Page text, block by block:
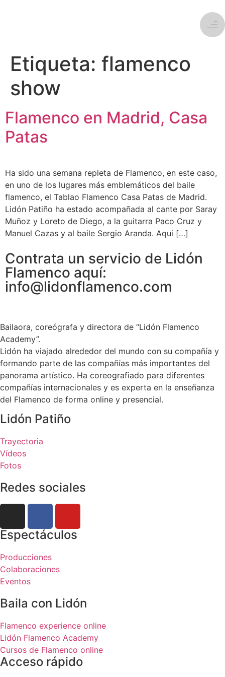
Etiqueta: flamenco
show
Flamenco en Madrid, Casa
Patas
Ha sido una semana repleta de Flamenco, en este caso,
en uno de los lugares más emblemáticos del baile
flamenco, el Tablao Flamenco Casa Patas de Madrid.
Lidón Patiño ha estado acompañada al cante por Saray
Muñoz y Loreto de Diego, a la guitarra Paco Cruz y
Manuel Cazas y al baile Sergio Aranda. Aqui […]
Contrata un servicio de Lidón
Flamenco aquí:
info@lidonflamenco.com
Bailaora, coreógrafa y directora de “Lidón Flamenco
Academy”.
Lidón ha viajado alrededor del mundo con su compañía y
formando parte de las compañías más importantes del
panorama artístico. Ha coreografiado para diferentes
compañías internacionales y es experta en la enseñanza
del Flamenco de forma online y presencial.
Lidón Patiño
Trayectoria
Vídeos
Fotos
Redes sociales
Espectáculos
Producciones
Colaboraciones
Eventos
Baila con Lidón
Flamenco experience online
Lidón Flamenco Academy
Cursos de Flamenco online
Acceso rápido